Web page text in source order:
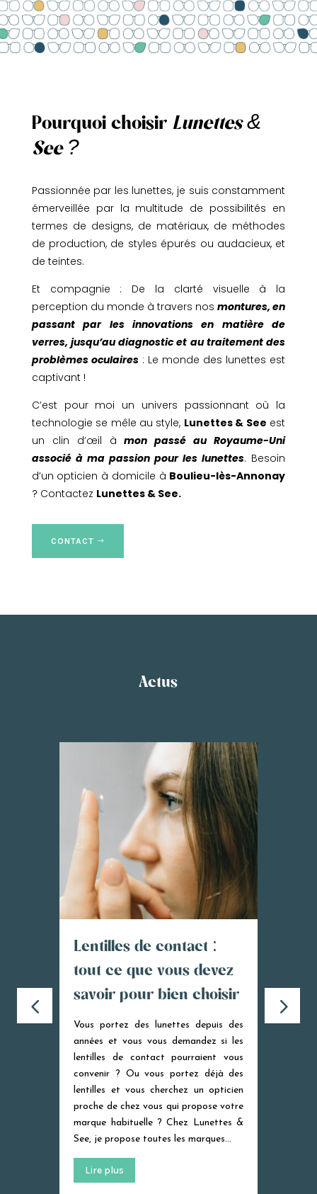
Pourquoi choisirLunettes &
See ?
Passionnée par les lunettes, je suis constamment
émerveillée par la multitude de possibilités en
termes de designs, de matériaux, de méthodes
de production, de styles épurés ou audacieux, et
de teintes.
Et compagnie : De la clarté visuelle à la
perception du monde à travers nosmontures, en
passant par les innovations en matière de
verres, jusqu’au diagnostic et au traitement des
problèmes oculaires: Le monde des lunettes est
captivant !
C’est pour moi un univers passionnant où la
technologie se mêle au style, Lunettes & See est
un clin d’œil àmon passé au Royaume-Uni
associé à ma passion pour les lunettes. Besoin
d’un opticien à domicile à Boulieu-lès-Annonay
? Contactez Lunettes & See.
CONTACT
Actus
Lentilles de contact :
tout ce que vous devez
savoir pour bien choisir
Vous portez des lunettes depuis des
années et vous vous demandez si les
lentilles de contact pourraient vous
convenir ? Ou vous portez déjà des
lentilles et vous cherchez un opticien
proche de chez vous qui propose votre
marque habituelle ? Chez Lunettes &
See, je propose toutes les marques…
Lire plus